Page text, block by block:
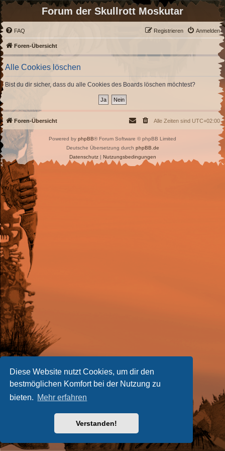
Diese Website nutzt Cookies, um dir den
bestmöglichen Komfort bei der Nutzung zu
bieten. Mehr erfahren
Verstanden!
Forum der Skullrott Moskutar
FAQ Anmelden
Registrieren
Foren-Übersicht
Alle Cookies löschen
Bist du dir sicher, dass du alle Cookies des Boards löschen möchtest?
Foren-Übersicht Alle Zeiten sind UTC+02:00
Powered by phpBB® Forum Software © phpBB Limited
Deutsche Übersetzung durch phpBB.de
Datenschutz| Nutzungsbedingungen